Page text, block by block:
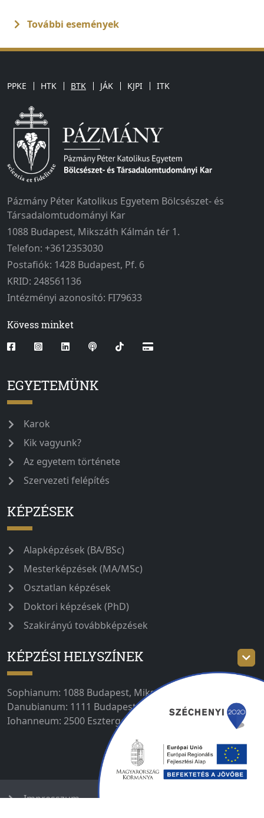
További események
PPKE HTK BTK JÁK KJPI ITK
Pázmány Péter Katolikus Egyetem Bölcsészet- és
Társadalomtudományi Kar
1088 Budapest, Mikszáth Kálmán tér 1.
Telefon: +3612353030
Postafiók: 1428 Budapest, Pf. 6
KRID: 248561136
Intézményi azonosító: FI79633
Kövess minket
EGYETEMÜNK
Karok
Kik vagyunk?
Az egyetem története
Szervezeti felépítés
KÉPZÉSEK
Alapképzések (BA/BSc)
Mesterképzések (MA/MSc)
Osztatlan képzések
Doktori képzések (PhD)
Szakirányú továbbképzések
KÉPZÉSI HELYSZÍNEK
Sophianum: 1088 Budapest, Mikszáth tér 1. |
Danubianum: 1111 Budapest, Bertalan Lajos u. 2. |
Iohanneum: 2500 Esztergom, Majer István út 1–3.
Impresszum